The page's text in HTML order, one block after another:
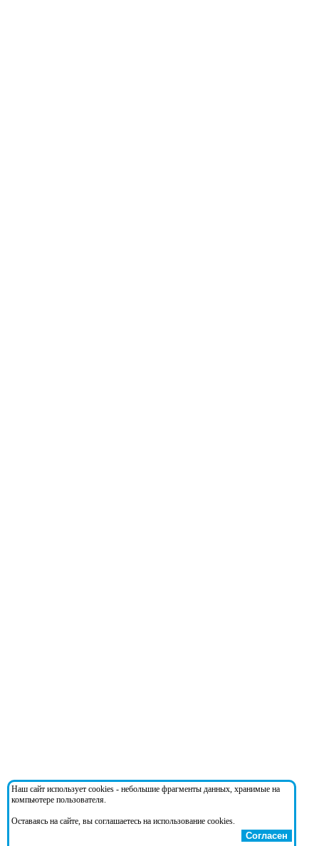
Наш сайт использует cookies - небольшие фрагменты данных, хранимые на
компьютере пользователя.
Оставаясь на сайте, вы соглашаетесь на использование cookies.
Согласен